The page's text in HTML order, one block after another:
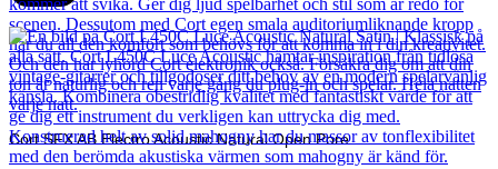
Cort SFX AB Electro Acoustic Natural Open Pore